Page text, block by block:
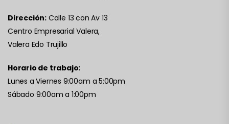
Dirección: Calle 13 con Av 13
Centro Empresarial Valera,
Valera Edo Trujillo
Horario de trabajo:
Lunes a Viernes 9:00am a 5:00pm
Sábado 9:00am a 1:00pm